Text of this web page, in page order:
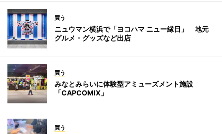
買う
ニュウマン横浜で「ヨコハマ ニュー縁日」 地元
グルメ・グッズなど出店
買う
みなとみらいに体験型アミューズメント施設
「CAPCOMIX」
買う